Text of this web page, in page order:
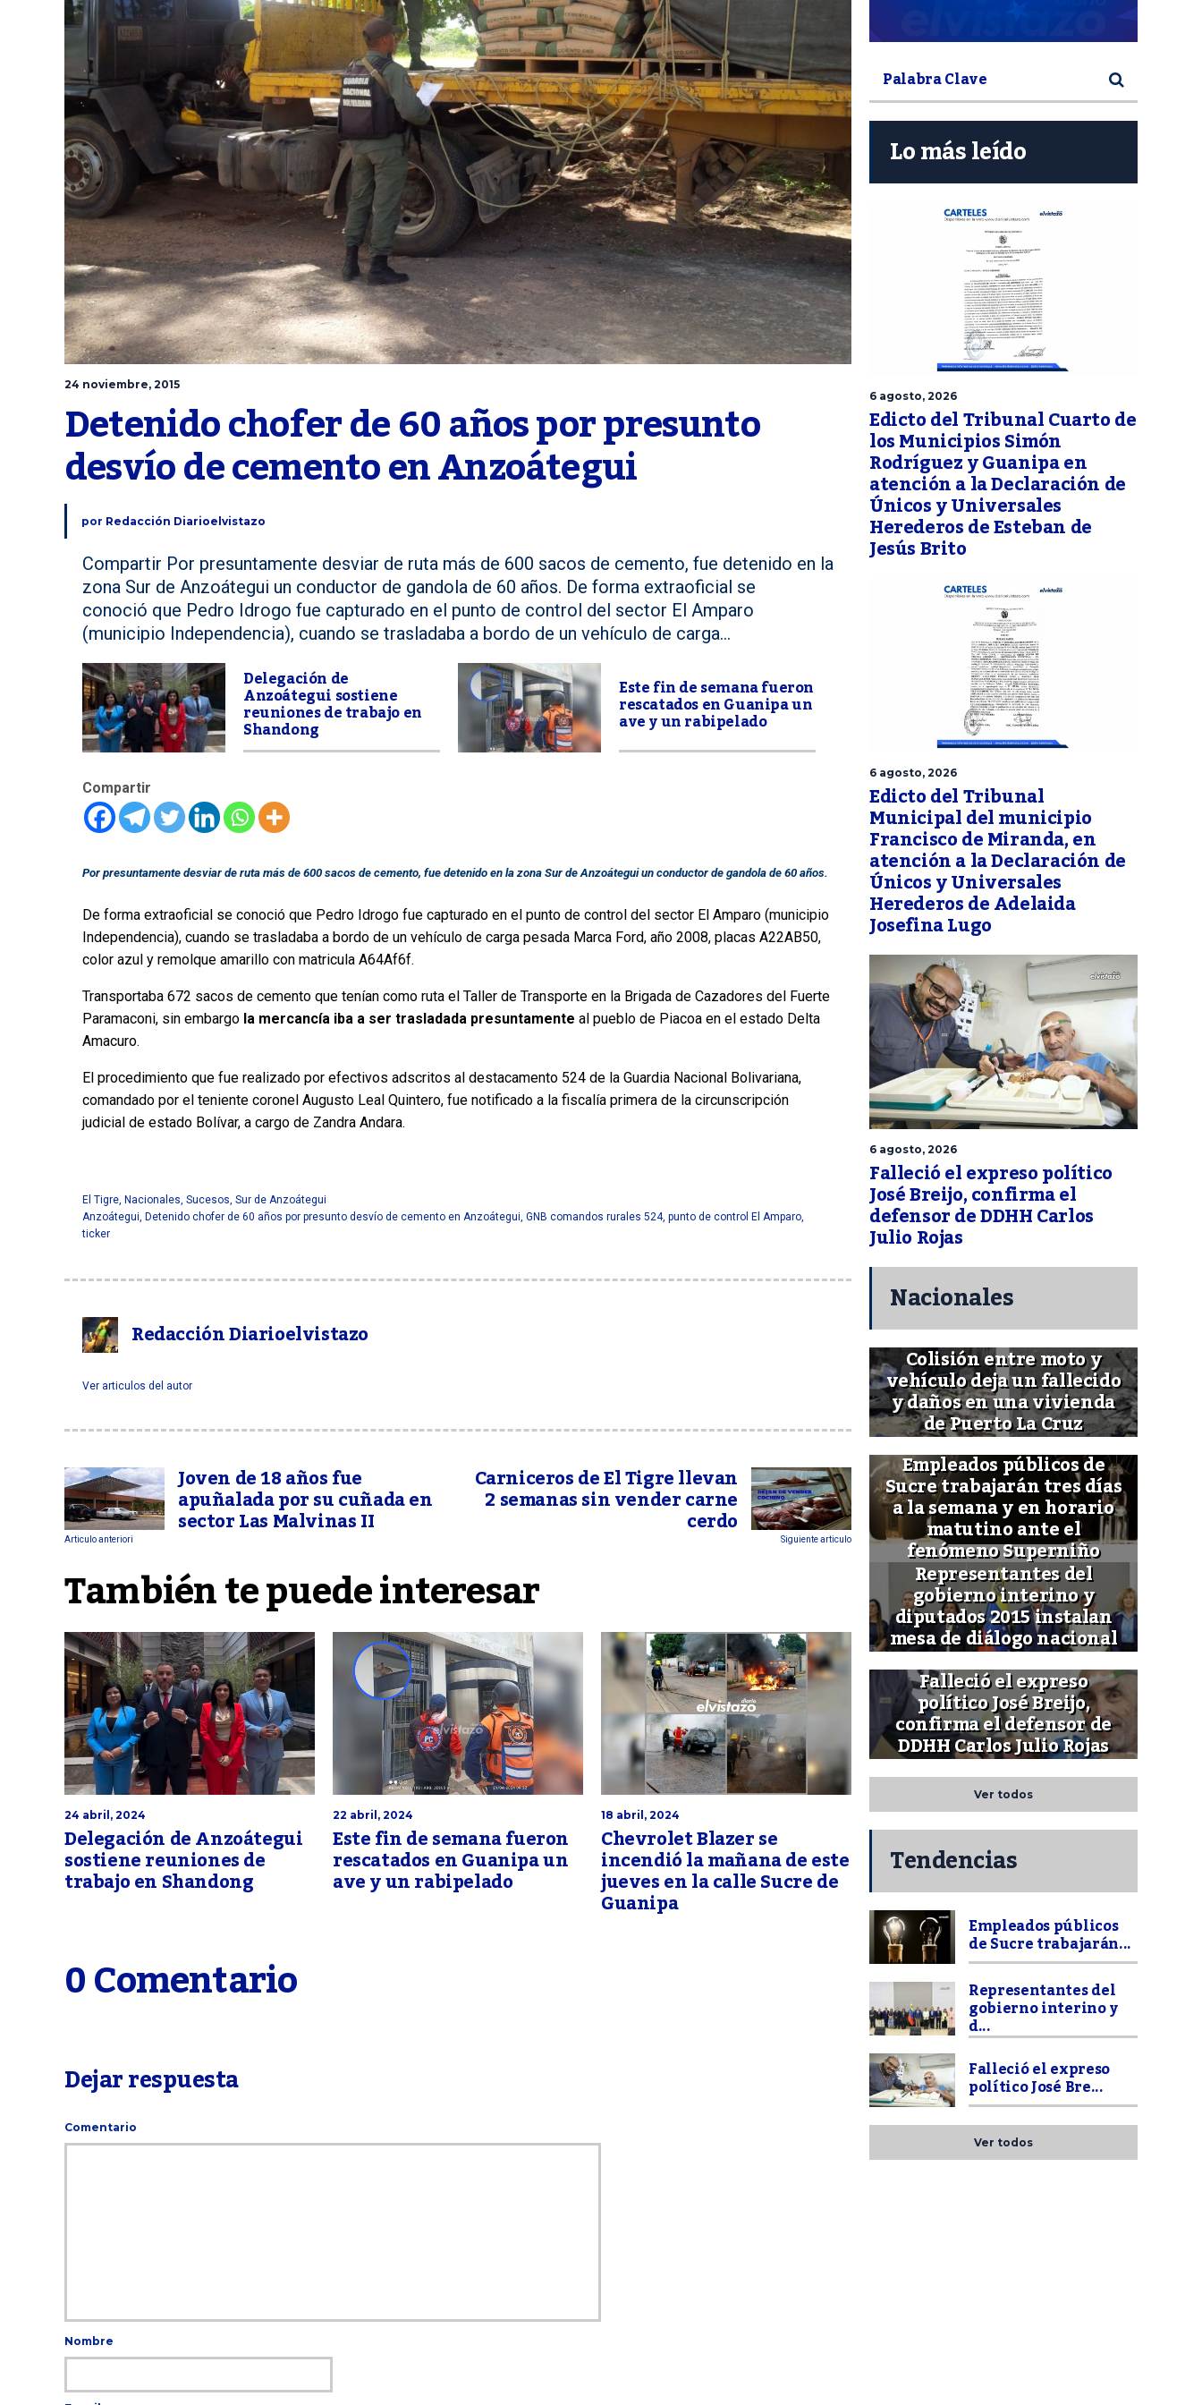
24 noviembre, 2015
Detenido chofer de 60 años por presunto
desvío de cemento en Anzoátegui
por Redacción Diarioelvistazo
Compartir Por presuntamente desviar de ruta más de 600 sacos de cemento, fue detenido en la
zona Sur de Anzoátegui un conductor de gandola de 60 años. De forma extraoficial se
conoció que Pedro Idrogo fue capturado en el punto de control del sector El Amparo
(municipio Independencia), cuando se trasladaba a bordo de un vehículo de carga...
Delegación de
Anzoátegui sostiene
reuniones de trabajo en
Shandong
Este fin de semana fueron
rescatados en Guanipa un
ave y un rabipelado
Compartir
Por presuntamente desviar de ruta más de 600 sacos de cemento, fue detenido en la zona Sur de Anzoátegui un conductor de gandola de 60 años.
De forma extraoficial se conoció que Pedro Idrogo fue capturado en el punto de control del sector El Amparo (municipio
Independencia), cuando se trasladaba a bordo de un vehículo de carga pesada Marca Ford, año 2008, placas A22AB50,
color azul y remolque amarillo con matricula A64Af6f.
Transportaba 672 sacos de cemento que tenían como ruta el Taller de Transporte en la Brigada de Cazadores del Fuerte
Paramaconi, sin embargo la mercancía iba a ser trasladada presuntamente al pueblo de Piacoa en el estado Delta
Amacuro.
El procedimiento que fue realizado por efectivos adscritos al destacamento 524 de la Guardia Nacional Bolivariana,
comandado por el teniente coronel Augusto Leal Quintero, fue notificado a la fiscalía primera de la circunscripción
judicial de estado Bolívar, a cargo de Zandra Andara.
El Tigre, Nacionales, Sucesos, Sur de Anzoátegui
Anzoátegui, Detenido chofer de 60 años por presunto desvío de cemento en Anzoátegui, GNB comandos rurales 524, punto de control El Amparo,
ticker
Redacción Diarioelvistazo
Ver articulos del autor
Joven de 18 años fue
apuñalada por su cuñada en
sector Las Malvinas II
Articulo anteriori
Carniceros de El Tigre llevan
2 semanas sin vender carne
cerdo Siguiente articulo
También te puede interesar
24 abril, 2024
Delegación de Anzoátegui
sostiene reuniones de
trabajo en Shandong
22 abril, 2024
Este fin de semana fueron
rescatados en Guanipa un
ave y un rabipelado
18 abril, 2024
Chevrolet Blazer se
incendió la mañana de este
jueves en la calle Sucre de
Guanipa
0 Comentario
Dejar respuesta
Comentario
Nombre
Lo más leído
6 agosto, 2026
Edicto del Tribunal Cuarto de
los Municipios Simón
Rodríguez y Guanipa en
atención a la Declaración de
Únicos y Universales
Herederos de Esteban de
Jesús Brito
6 agosto, 2026
Edicto del Tribunal
Municipal del municipio
Francisco de Miranda, en
atención a la Declaración de
Únicos y Universales
Herederos de Adelaida
Josefina Lugo
6 agosto, 2026
Falleció el expreso político
José Breijo, confirma el
defensor de DDHH Carlos
Julio Rojas
Nacionales
Colisión entre moto y
vehículo deja un fallecido
y daños en una vivienda
de Puerto La Cruz
Empleados públicos de
Sucre trabajarán tres días
a la semana y en horario
matutino ante el
fenómeno Superniño
Representantes del
gobierno interino y
diputados 2015 instalan
mesa de diálogo nacional
Falleció el expreso
político José Breijo,
confirma el defensor de
DDHH Carlos Julio Rojas
Ver todos
Tendencias
Empleados públicos
de Sucre trabajarán...
Representantes del
gobierno interino y
d...
Falleció el expreso
político José Bre...
Ver todos